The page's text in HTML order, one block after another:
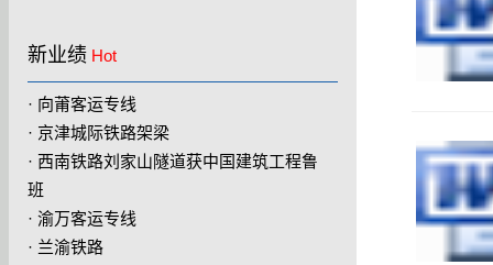
新业绩 Hot
· 向莆客运专线
· 京津城际铁路架梁
· 西南铁路刘家山隧道获中国建筑工程鲁
班
· 渝万客运专线
· 兰渝铁路